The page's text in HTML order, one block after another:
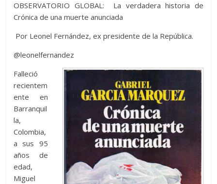
er s
A
p
p
di
t
b
o
o
e
g
p gr
m
a
e
m
ar
ti
r
OBSERVATORIO GLOBAL: La verdadera historia de
Crónica de una muerte anunciada
Por Leonel Fernández, ex presidente de la República.
@leonelfernandez
Falleció
recientem
ente en
Barranquil
la,
Colombia,
a sus 95
años de
edad,
Miguel